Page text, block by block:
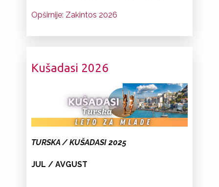
Opširnije: Zakintos 2026
Kušadasi 2026
TURSKA / KUŠADASI 2025
JUL / AVGUST